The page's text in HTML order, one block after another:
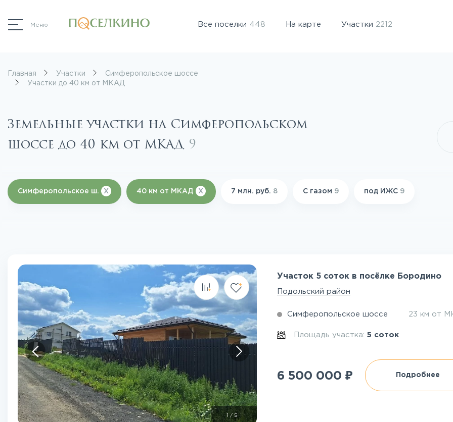
Меню Все поселки 448 На карте Участки 2212
Главная Участки
Симферопольское шоссе
Участки до 40 км от МКАД
Земельные участки на Симферопольском
шоссе до 40 км от МКАД 9
Симферопольское ш. X 40 км от МКАД X 7 млн. руб. 8 С газом 9 под ИЖС 9
1 /5
Участок 5 соток в посёлке Бородино
Подольский район
Симферопольское шоссе 23 км от
Площадь участка:5 соток
6 500 000 ₽ Подробнее